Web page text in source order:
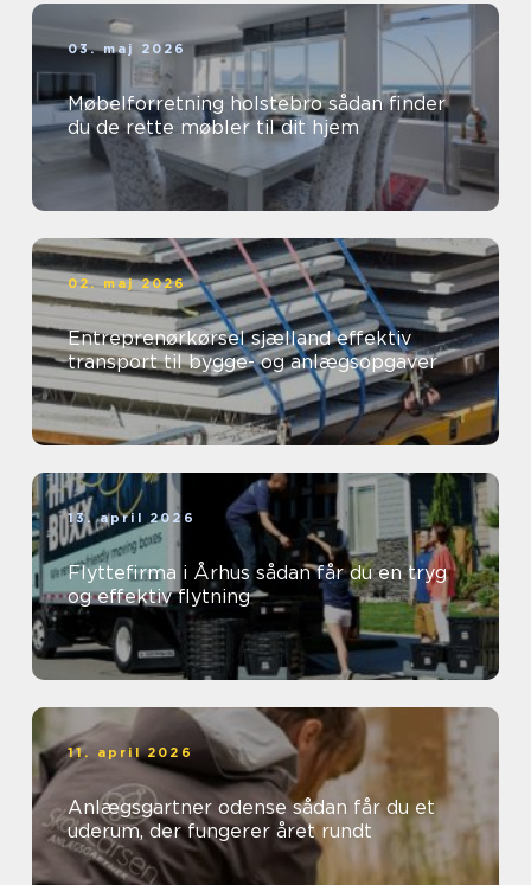
03. maj 2026
Møbelforretning holstebro sådan finder
du de rette møbler til dit hjem
02. maj 2026
Entreprenørkørsel sjælland effektiv
transport til bygge- og anlægsopgaver
13. april 2026
Flyttefirma i Århus sådan får du en tryg
og effektiv flytning
11. april 2026
Anlægsgartner odense sådan får du et
uderum, der fungerer året rundt